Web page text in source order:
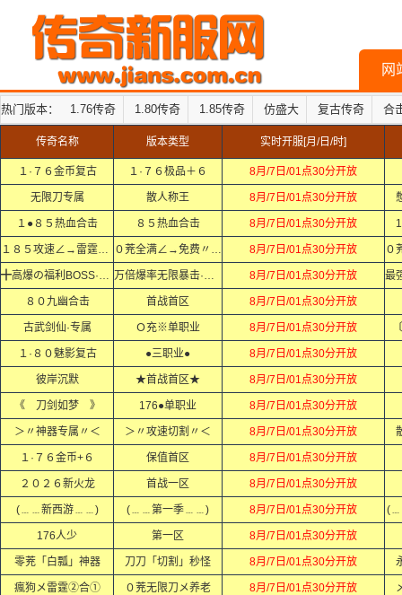
网
热门版本： 1.76传奇 1.80传奇 1.85传奇 仿盛大 复古传奇 合
传奇名称 版本类型 实时开服[月/日/时]
１·７６金币复古 １·７６极品＋６ 8月/7日/01点30分开放
无限刀专属 散人称王 8月/7日/01点30分开放
１●８５热血合击 ８５热血合击 8月/7日/01点30分开放
１８５攻速∠→雷霆②合① ０茺全满∠→免费〃打顶赞 8月/7日/01点30分开放
╋高爆の福利BOSS·Ｘ·Ｘ 万倍爆率无限暴击·Ｘ·Ｘ 8月/7日/01点30分开放
８０九幽合击 首战首区 8月/7日/01点30分开放
古武剑仙·专属 Ｏ充※单职业 8月/7日/01点30分开放
１·８０魅影复古 ●三职业● 8月/7日/01点30分开放
彼岸沉默 ★首战首区★ 8月/7日/01点30分开放
《 刀剑如梦 》 176●单职业 8月/7日/01点30分开放
＞〃神器专属〃＜ ＞〃攻速切割〃＜ 8月/7日/01点30分开放
１·７６金币+６ 保值首区 8月/7日/01点30分开放
２０２６新火龙 首战一区 8月/7日/01点30分开放
(﹍﹍新西游﹍﹍) (﹍﹍第一季﹍﹍) 8月/7日/01点30分开放
176人少 第一区 8月/7日/01点30分开放
零茺「白瓢」神器 刀刀「切割」秒怪 8月/7日/01点30分开放
瘋狗メ雷霆②合① ０茺无限刀メ养老 8月/7日/01点30分开放